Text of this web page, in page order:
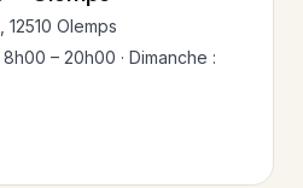
Olemps
– 20h00 · Dimanche :